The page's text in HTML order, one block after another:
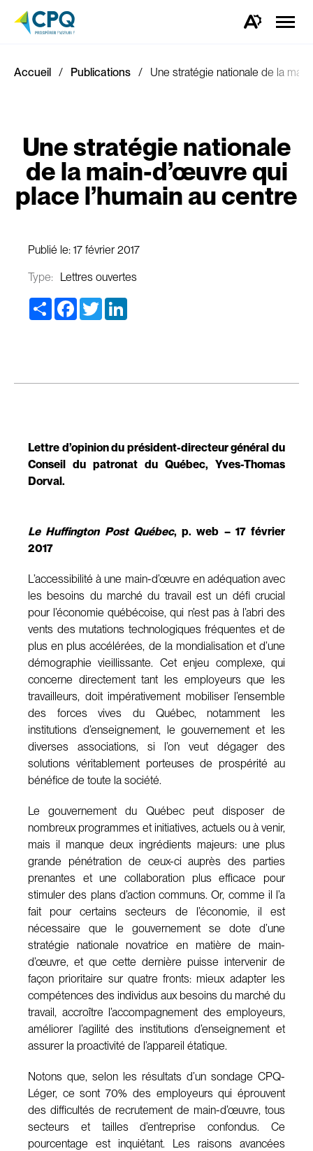
Ouvrez
d'accessibilité.
la
Accueil Publications Une stratégie nationale de la
Une stratégie nationale
de la main-d’œuvre qui
place l’humain au centre
Publié le: 17 février 2017
Type: Lettres ouvertes
Share Facebook
Twitter
Lettre d’opinion du président-directeur général du
Conseil du patronat du Québec, Yves-Thomas
Dorval.
Le Huffington Post Québec, p. web – 17 février
2017
L’accessibilité à une main-d’œuvre en adéquation avec
les besoins du marché du travail est un défi crucial
pour l’économie québécoise, qui n’est pas à l’abri des
vents des mutations technologiques fréquentes et de
plus en plus accélérées, de la mondialisation et d’une
démographie vieillissante. Cet enjeu complexe, qui
concerne directement tant les employeurs que les
travailleurs, doit impérativement mobiliser l’ensemble
des forces vives du Québec, notamment les
institutions d’enseignement, le gouvernement et les
diverses associations, si l’on veut dégager des
solutions véritablement porteuses de prospérité au
bénéfice de toute la société.
Le gouvernement du Québec peut disposer de
nombreux programmes et initiatives, actuels ou à venir,
mais il manque deux ingrédients majeurs: une plus
grande pénétration de ceux-ci auprès des parties
prenantes et une collaboration plus efficace pour
stimuler des plans d’action communs. Or, comme il l’a
fait pour certains secteurs de l’économie, il est
nécessaire que le gouvernement se dote d’une
stratégie nationale novatrice en matière de main-
d’œuvre, et que cette dernière puisse intervenir de
façon prioritaire sur quatre fronts: mieux adapter les
compétences des individus aux besoins du marché du
travail, accroître l’accompagnement des employeurs,
améliorer l’agilité des institutions d’enseignement et
assurer la proactivité de l’appareil étatique.
Notons que, selon les résultats d’un sondage CPQ-
Léger, ce sont 70% des employeurs qui éprouvent
des difficultés de recrutement de main-d’œuvre, tous
secteurs et tailles d’entreprise confondus. Ce
pourcentage est inquiétant. Les raisons avancées